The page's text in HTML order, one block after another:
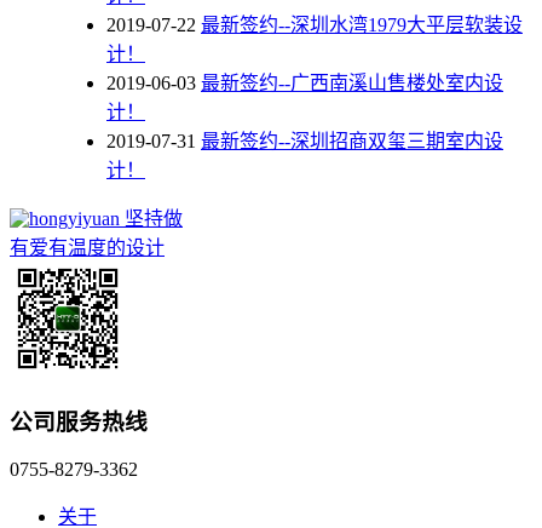
2019-07-22 最新签约--深圳水湾1979大平层软装设
计！
2019-06-03 最新签约--广西南溪山售楼处室内设
计！
2019-07-31 最新签约--深圳招商双玺三期室内设
计！
坚持做
有爱有温度的设计
公司服务热线
0755-8279-3362
关于